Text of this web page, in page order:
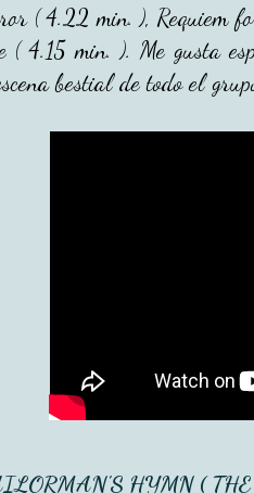
( 4.22 min. ), Requiem
( 4.15 min. ). Me gusta
bestial de todo el
HYMN (